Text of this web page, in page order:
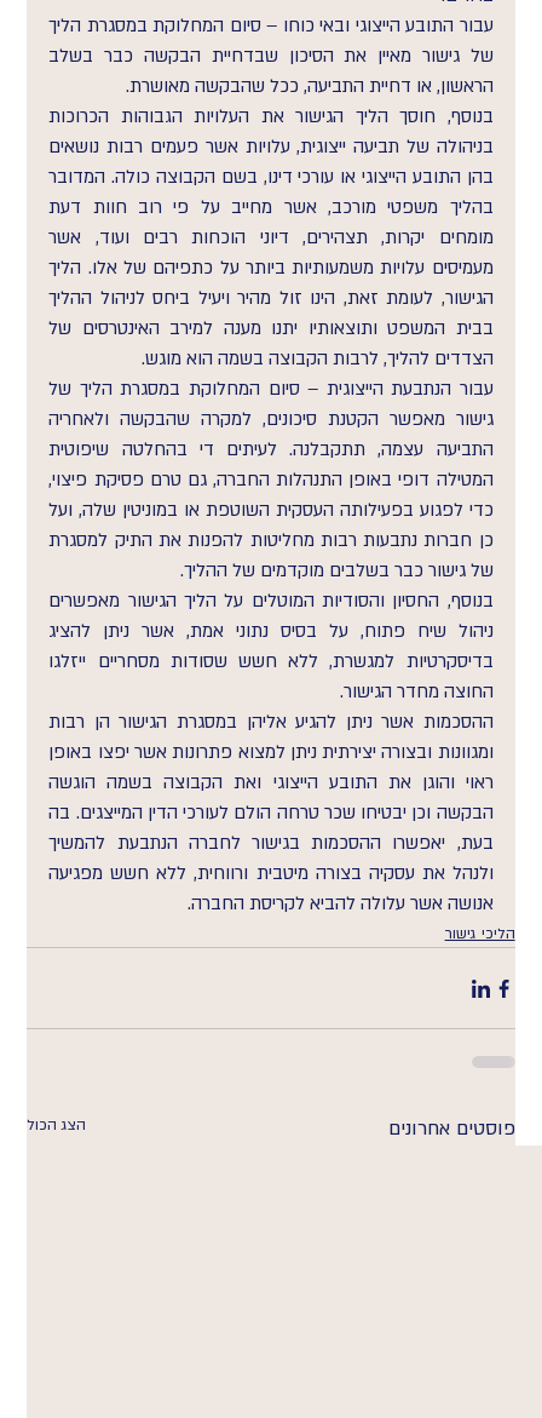
עבור התובע הייצוגי ובאי כוחו – סיום המחלוקת במסגרת הליך
הראשון, או דחיית התביעה, ככל שהבקשה מאושרת.
בנוסף, חוסך הליך הגישור את העלויות הגבוהות הכרוכות
בהן התובע הייצוגי או עורכי דינו, בשם הקבוצה כולה. המדובר
בהליך משפטי מורכב, אשר מחייב על פי רוב חוות דעת
מומחים יקרות, תצהירים, דיוני הוכחות רבים ועוד, אשר
מעמיסים עלויות משמעותיות ביותר על כתפיהם של אלו. הליך
הגישור, לעומת זאת, הינו זול מהיר ויעיל ביחס לניהול ההליך
בבית המשפט ותוצאותיו יתנו מענה למירב האינטרסים של
הצדדים להליך, לרבות הקבוצה בשמה הוא מוגש.
עבור הנתבעת הייצוגית – סיום המחלוקת במסגרת הליך של
גישור מאפשר הקטנת סיכונים, למקרה שהבקשה ולאחריה
התביעה עצמה, תתקבלנה. לעיתים די בהחלטה שיפוטית
המטילה דופי באופן התנהלות החברה, גם טרם פסיקת פיצוי,
כדי לפגוע בפעילותה העסקית השוטפת או במוניטין שלה, ועל
כן חברות נתבעות רבות מחליטות להפנות את התיק למסגרת
של גישור כבר בשלבים מוקדמים של ההליך.
החוצה מחדר הגישור.
ההסכמות אשר ניתן להגיע אליהן במסגרת הגישור הן רבות
ראוי והוגן את התובע הייצוגי ואת הקבוצה בשמה הוגשה
הבקשה וכן יבטיחו שכר טרחה הולם לעורכי הדין המייצגים. בה
בעת, יאפשרו ההסכמות בגישור לחברה הנתבעת להמשיך
ולנהל את עסקיה בצורה מיטבית ורווחית, ללא חשש מפגיעה
אנושה אשר עלולה להביא לקריסת החברה.
הליכי גישור
פוסטים אחרונים הצג הכול